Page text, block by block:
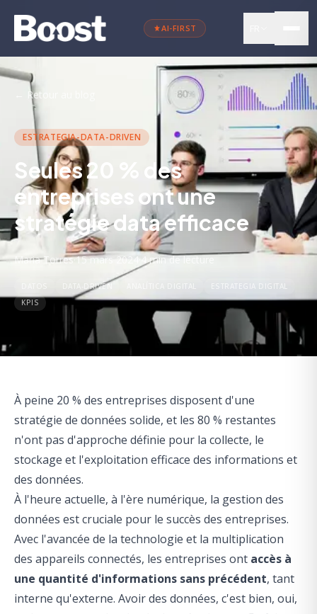
AI-FIRST
Retour au blog
ESTRATEGIA-DATA-DRIVEN
Seules 20 % des
entreprises ont une
stratégie data efficace
Maria Torres·15 mars 2024 4 min de lecture
DATA-DRIVEN
ESTRATEGIA DIGITAL
KPIS
À peine 20 % des entreprises disposent d'une
stratégie de données solide, et les 80 % restantes
n'ont pas d'approche définie pour la collecte, le
stockage et l'exploitation efficace des informations et
des données.
À l'heure actuelle, à l'ère numérique, la gestion des
données est cruciale pour le succès des entreprises.
Avec l'avancée de la technologie et la multiplication
des appareils connectés, les entreprises ont accès à
une quantité d'informations sans précédent, tant
interne qu'externe. Avoir des données, c'est bien, oui,